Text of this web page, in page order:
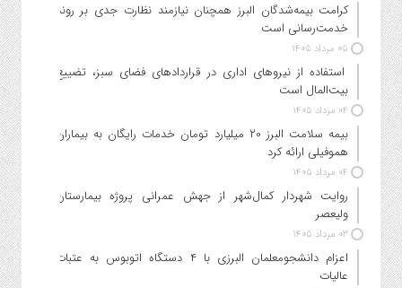
کرامت بیمه‌شدگان البرز همچنان نیازمند نظارت جدی بر روند
خدمت‌رسانی است
۰۵ مرداد ۱۴۰۵
استفاده از نیروهای اداری در قراردادهای فضای سبز، تضییع
بیت‌المال است
۰۴ مرداد ۱۴۰۵
بیمه سلامت البرز ۲۰ میلیارد تومان خدمات رایگان به بیماران
هموفیلی ارائه کرد
۰۴ مرداد ۱۴۰۵
روایت شهردار کمال‌شهر از جهش عمرانی پروژه بیمارستان
ولیعصر
۰۳ مرداد ۱۴۰۵
اعزام دانشجو‌معلمان البرزی با ۴ دستگاه اتوبوس به عتبات
عالیات